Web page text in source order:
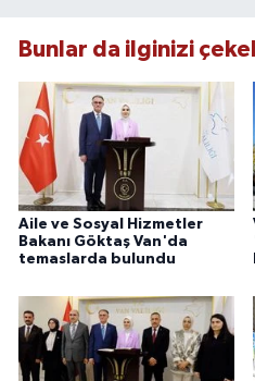
Bunlar da ilginizi
Aile ve Sosyal Hizmetler
Bakanı Göktaş Van'da
temaslarda bulundu